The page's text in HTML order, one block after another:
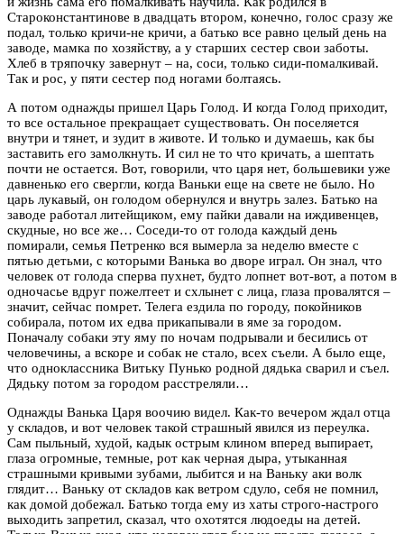
Староконстантинове в двадцать втором, конечно, голос сразу же
подал, только кричи-не кричи, а батько все равно целый день на
заводе, мамка по хозяйству, а у старших сестер свои заботы.
Хлеб в тряпочку завернут – на, соси, только сиди-помалкивай.
Так и рос, у пяти сестер под ногами болтаясь.
А потом однажды пришел Царь Голод. И когда Голод приходит,
то все остальное прекращает существовать. Он поселяется
внутри и тянет, и зудит в животе. И только и думаешь, как бы
заставить его замолкнуть. И сил не то что кричать, а шептать
почти не остается. Вот, говорили, что царя нет, большевики уже
давненько его свергли, когда Ваньки еще на свете не было. Но
царь лукавый, он голодом обернулся и внутрь залез. Батько на
заводе работал литейщиком, ему пайки давали на иждивенцев,
скудные, но все же… Соседи-то от голода каждый день
помирали, семья Петренко вся вымерла за неделю вместе с
пятью детьми, с которыми Ванька во дворе играл. Он знал, что
человек от голода сперва пухнет, будто лопнет вот-вот, а потом в
одночасье вдруг пожелтеет и схлынет с лица, глаза провалятся –
значит, сейчас помрет. Телега ездила по городу, покойников
собирала, потом их едва прикапывали в яме за городом.
Поначалу собаки эту яму по ночам подрывали и бесились от
человечины, а вскоре и собак не стало, всех съели. А было еще,
что одноклассника Витьку Пунько родной дядька сварил и съел.
Дядьку потом за городом расстреляли…
Однажды Ванька Царя воочию видел. Как-то вечером ждал отца
у складов, и вот человек такой страшный явился из переулка.
Сам пыльный, худой, кадык острым клином вперед выпирает,
глаза огромные, темные, рот как черная дыра, утыканная
страшными кривыми зубами, лыбится и на Ваньку аки волк
глядит… Ваньку от складов как ветром сдуло, себя не помнил,
как домой добежал. Батько тогда ему из хаты строго-настрого
выходить запретил, сказал, что охотятся людоеды на детей.